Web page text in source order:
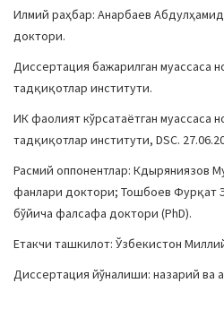
Илмий раҳбар: Анарбаев
доктори.
Диссертация бажарилган муассаса
тадқиқотлар институти.
ИК фаолият кўрсатаётган муассаса
тадқиқотлар институти, DSC.
Расмий оппонентлар: Кдыряниязов
фанлари доктори; Тошбоев Фурқат
бўйича фалсафа доктори (PhD).
Етакчи ташкилот: Ўзбекистон
Диссертация йўналиши: назарий ва